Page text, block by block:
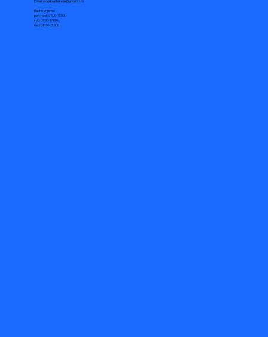
Email:majabojefasade@gmail.com
Radno vrijeme:
pon – pet: 07:00-17:00h
sub: 07:00-17:00h
ned: 08:30-13:00h